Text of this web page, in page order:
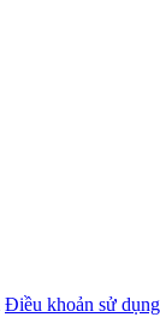
Điều khoản sử dụng